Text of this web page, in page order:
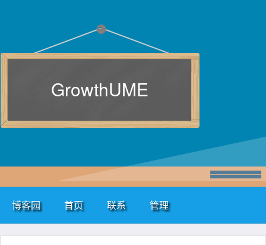
GrowthUME
博客园 首页 联系 管理